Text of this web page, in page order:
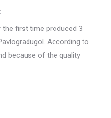
the first time produced 3
According to
because of the quality